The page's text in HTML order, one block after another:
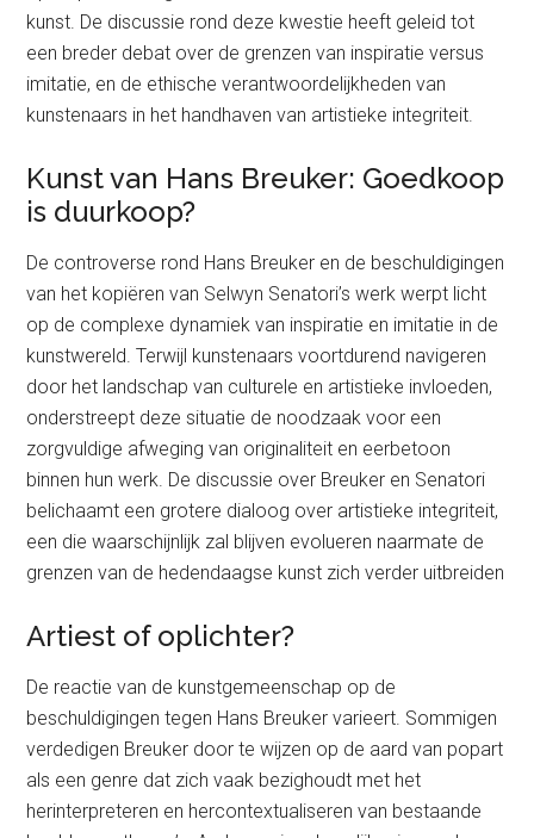
kunst. De discussie rond deze kwestie heeft geleid tot
een breder debat over de grenzen van inspiratie versus
imitatie, en de ethische verantwoordelijkheden van
kunstenaars in het handhaven van artistieke integriteit.
Kunst van Hans Breuker: Goedkoop
is duurkoop?
De controverse rond Hans Breuker en de beschuldigingen
van het kopiëren van Selwyn Senatori’s werk werpt licht
op de complexe dynamiek van inspiratie en imitatie in de
kunstwereld. Terwijl kunstenaars voortdurend navigeren
door het landschap van culturele en artistieke invloeden,
onderstreept deze situatie de noodzaak voor een
zorgvuldige afweging van originaliteit en eerbetoon
binnen hun werk. De discussie over Breuker en Senatori
belichaamt een grotere dialoog over artistieke integriteit,
een die waarschijnlijk zal blijven evolueren naarmate de
grenzen van de hedendaagse kunst zich verder uitbreiden
Artiest of oplichter?
De reactie van de kunstgemeenschap op de
beschuldigingen tegen Hans Breuker varieert. Sommigen
verdedigen Breuker door te wijzen op de aard van popart
als een genre dat zich vaak bezighoudt met het
herinterpreteren en hercontextualiseren van bestaande